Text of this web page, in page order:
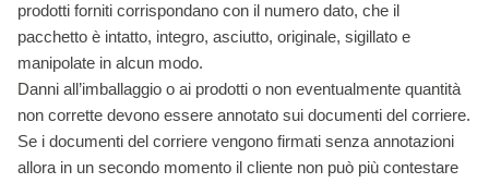
prodotti forniti corrispondano con il numero dato, che il
pacchetto è intatto, integro, asciutto, originale, sigillato e
manipolate in alcun modo.
Danni all’imballaggio o ai prodotti o non eventualmente quantità
non corrette devono essere annotato sui documenti del corriere.
Se i documenti del corriere vengono firmati senza annotazioni
allora in un secondo momento il cliente non può più contestare